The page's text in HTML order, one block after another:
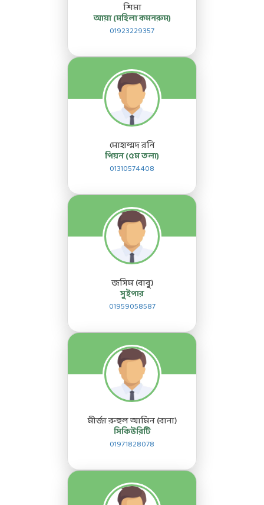
শিমা
আয়া (মহিলা কমনরুম)
01923229357
মোহাম্মদ রনি
পিয়ন (৫ম তলা)
01310574408
জসিম (বাবু)
সুইপার
01959058587
মীর্জা রুহুল আমিন (রানা)
সিকিউরিটি
01971828078